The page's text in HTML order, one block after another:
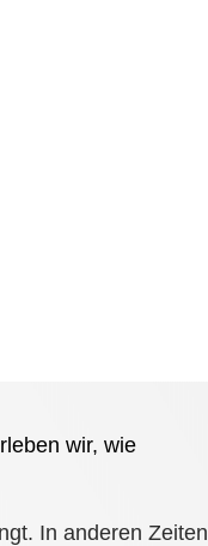
wir, wie
In anderen Zeiten